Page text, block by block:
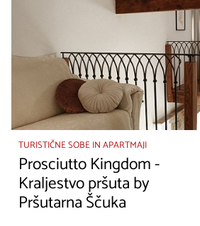
TURISTIČNE SOBE IN APARTMAJI
Prosciutto Kingdom -
Kraljestvo pršuta by
Pršutarna Ščuka